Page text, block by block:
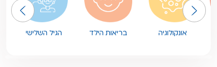
אונקולוגיה בריאות הילד הגיל השלישי